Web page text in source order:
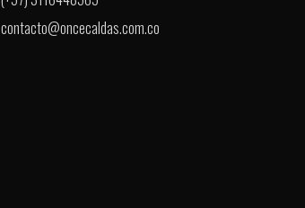
contacto@oncecaldas.com.co